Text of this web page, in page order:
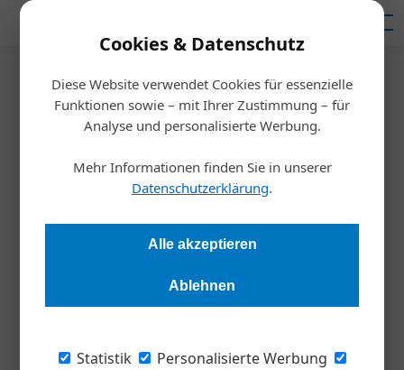
Cookies & Datenschutz
Diese Website verwendet Cookies für essenzielle
Funktionen sowie – mit Ihrer Zustimmung – für
Analyse und personalisierte Werbung.
Mehr Informationen finden Sie in unserer
Datenschutzerklärung.
Alle akzeptieren
Ablehnen
Statistik
Personalisierte Werbung
Startseite/Wirtschaft
Iran-Krieg belastet Konjunktur
und treibt Inflation
Die wirtschaftlichen Folgen des Iran-Krieges zeigen sich laut
dem Österreichischen Institut für Wirtschaftsforschung
Konjunkturentwicklung. Vor allem steigende Energiepreise,